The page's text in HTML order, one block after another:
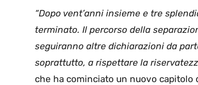
“Dopo vent’anni insieme e tre
terminato. Il percorso della
seguiranno altre dichiarazioni da
soprattutto, a rispettare la
che ha cominciato un nuovo capitolo